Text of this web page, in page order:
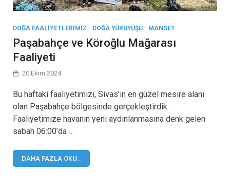
DOĞA FAALIYETLERIMIZ / DOĞA YÜRÜYÜŞÜ / MANSET
Paşabahçe ve Köroğlu Mağarası
Faaliyeti
20 Ekim 2024
Bu haftaki faaliyetimizi, Sivas’ın en güzel mesire alanı
olan Paşabahçe bölgesinde gerçekleştirdik.
Faaliyetimize havanın yeni aydınlanmasına denk gelen
sabah 06:00’da …
DAHA FAZLA OKU..